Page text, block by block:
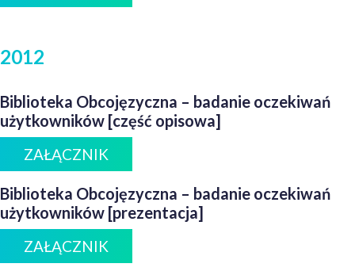
2012
Biblioteka Obcojęzyczna – badanie oczekiwań
użytkowników [część opisowa]
ZAŁĄCZNIK
Biblioteka Obcojęzyczna – badanie oczekiwań
użytkowników [prezentacja]
ZAŁĄCZNIK